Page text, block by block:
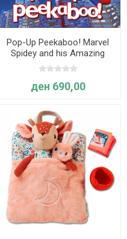
Pop-Up Peekaboo! Marvel
Spidey and his Amazing
Friends
ден 690,00